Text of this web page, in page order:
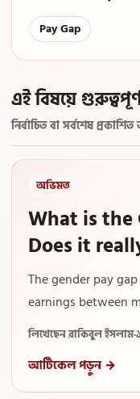
Pay Gap
এই বিষয়ে
নির্বাচিত বা সর্বশেষ
অভিমত
What is the
Does it
The gender pay
earnings between
লিখেছেন রাকিবুল ইসলাম·
আর্টিকেল পড়ুন →